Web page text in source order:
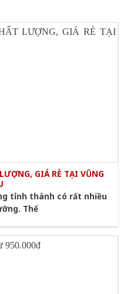
GIÁ RẺ TẠI VŨNG
tỉnh thành có rất nhiều
Thế